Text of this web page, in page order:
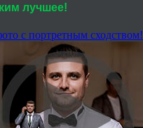
лучшее!
с портретным сходством!